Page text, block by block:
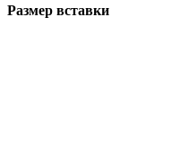
Размер вставки